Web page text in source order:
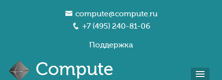
compute@compute.ru
+7 (495) 240-81-06
Поддержка
Compute